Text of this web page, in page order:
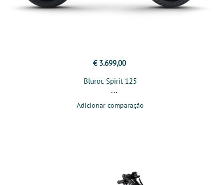
€ 3.699,00
Bluroc Spirit 125
Adicionar comparação